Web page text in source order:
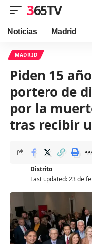
365TV
Noticias Madrid
MADRID
Piden 15
portero de
por la
tras recibir
Last updated: 23 de
Distrito